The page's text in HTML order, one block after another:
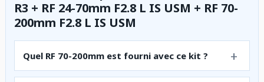
R3 + RF 24-70mm F2.8 L IS USM + RF 70-
200mm F2.8 L IS USM
Quel RF 70-200mm est fourni avec ce kit ?